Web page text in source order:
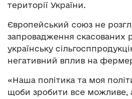
території України.
Європейський союз не
запровадження скасованих
українську
негативний вплив на
«Наша політика та моя
щоби зробити все можливе,